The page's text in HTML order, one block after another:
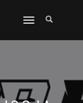
NAVIGASI